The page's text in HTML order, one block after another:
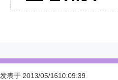
发表于 2013/05/1610:09:39